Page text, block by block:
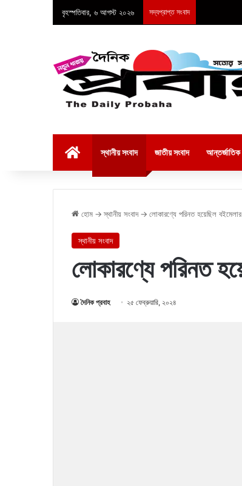
বৃহস্পতিবার, ৬ আগস্ট ২০২৬ সদ্যপ্রাপ্ত সংবাদ
স্থানীয় সংবাদ জাতীয় সংবাদ আন্তর্জাতিক
হোম → স্থানীয় সংবাদ → লোকারণ্যে পরিনত হয়েছিল
স্থানীয় সংবাদ
লোকারণ্যে পরিনত
দৈনিক প্রবাহ ২৫ ফেব্রুয়ারি, ২০২৪